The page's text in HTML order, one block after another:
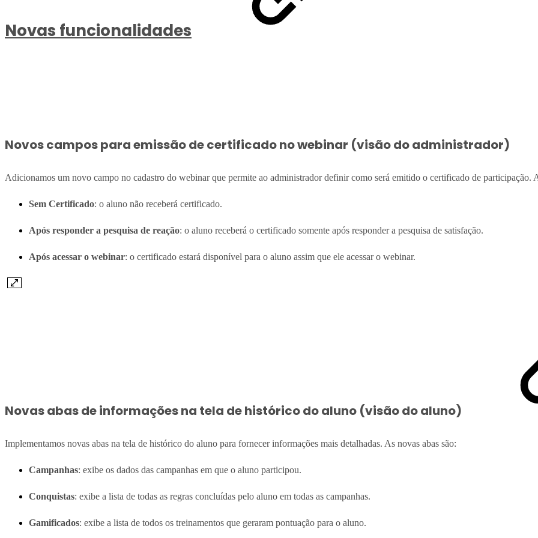
Novas funcionalidades
Novos campos para emissão de certificado no webinar (visão do administrador)
Adicionamos um novo campo no cadastro do webinar que permite ao administrador definir como será emitido o certificado de participação.
Sem Certificado: o aluno não receberá certificado.
Após responder a pesquisa de reação: o aluno receberá o certificado somente após responder a pesquisa de satisfação.
Após acessar o webinar: o certificado estará disponível para o aluno assim que ele acessar o webinar.
Novas abas de informações na tela de histórico do aluno (visão do aluno)
Implementamos novas abas na tela de histórico do aluno para fornecer informações mais detalhadas. As novas abas são:
Campanhas: exibe os dados das campanhas em que o aluno participou.
Conquistas: exibe a lista de todas as regras concluídas pelo aluno em todas as campanhas.
Gamificados: exibe a lista de todos os treinamentos que geraram pontuação para o aluno.